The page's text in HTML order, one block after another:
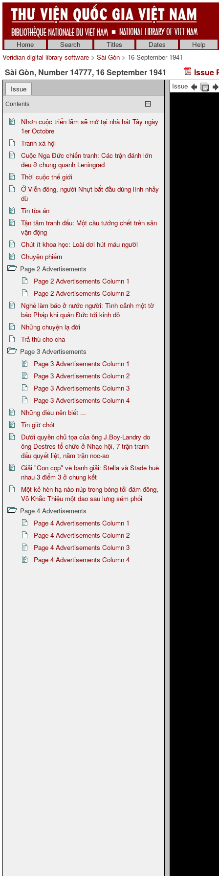
Home Search Titles Dates
Help
Veridian digital library software > Sài Gòn > 16 September 1941
Sài Gòn, Number 14777, 16 September 1941 Issue
Issue
Contents
Nhơn cuộc triển lãm sẽ mở tại nhà hát Tây ngày
1er Octobre
Tranh xã hội
Cuộc Nga Đức chiến tranh: Các trận đánh lớn
đều ở chung quanh Leningrad
Thời cuộc thế giới
Ở Viễn đông, người Nhựt bắt đầu dùng lính nhảy
dù
Tin tòa án
Tận tâm tranh đấu: Một cầu tướng chết trên sân
vận động
Chút ít khoa học: Loài dơi hút máu người
Chuyện phiếm
Page 2 Advertisements
Page 2 Advertisements Column 1
Page 2 Advertisements Column 2
Nghề làm báo ở nước người: Tình cảnh một tờ
báo Pháp khi quân Đức tới kinh đô
Những chuyện lạ đời
Trả thù cho cha
Page 3 Advertisements
Page 3 Advertisements Column 1
Page 3 Advertisements Column 2
Page 3 Advertisements Column 3
Page 3 Advertisements Column 4
Những điều nên biết ...
Tin giờ chót
Dưới quyền chủ tọa của ông J.Boy-Landry do
ông Destres tổ chức ở Nhạc hội, 7 trận tranh
đấu quyết liệt, năm trận noc-ao
Giải "Con cọp" về banh giải: Stella và Stade huề
nhau 3 điểm 3 ở chung kết
Một kẻ hèn hạ nào núp trong bóng tối đám đông,
Võ Khắc Thiệu một dao sau lưng sém phổi
Page 4 Advertisements
Page 4 Advertisements Column 1
Page 4 Advertisements Column 2
Page 4 Advertisements Column 3
Page 4 Advertisements Column 4
Issue